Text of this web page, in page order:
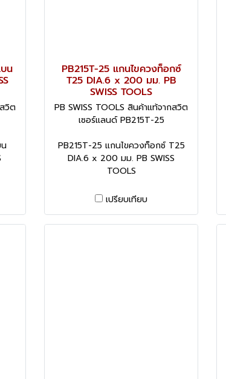
น
วิต
PB215T-25 แกนไขควงท็อกซ์
T25 DIA.6 x 200 มม. PB
SWISS TOOLS
PB SWISS TOOLS สินค้าแท้จากสวิต
เซอร์แลนด์ PB215T-25
PB215T-25 แกนไขควงท็อกซ์ T25
DIA.6 x 200 มม. PB SWISS
TOOLS
เปรียบเทียบ